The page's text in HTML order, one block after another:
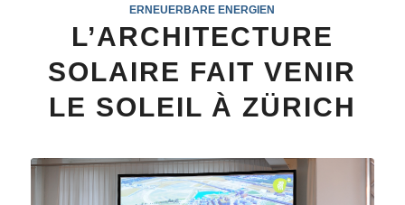
ERNEUERBARE ENERGIEN
L’ARCHITECTURE
SOLAIRE FAIT VENIR
LE SOLEIL À ZÜRICH